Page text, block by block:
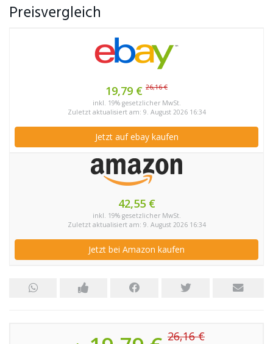
Preisvergleich
19,79 € 26,16 €
inkl. 19% gesetzlicher MwSt.
Zuletzt aktualisiert am: 9. August 2026 16:34
Jetzt auf ebay kaufen
42,55 €
inkl. 19% gesetzlicher MwSt.
Zuletzt aktualisiert am: 9. August 2026 16:34
Jetzt bei Amazon kaufen
26,16 €